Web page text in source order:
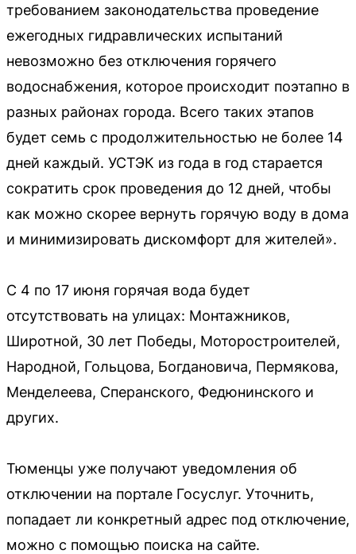
требованием законодательства проведение
ежегодных гидравлических испытаний
невозможно без отключения горячего
водоснабжения, которое происходит поэтапно в
разных районах города. Всего таких этапов
будет семь с продолжительностью не более 14
дней каждый. УСТЭК из года в год старается
сократить срок проведения до 12 дней, чтобы
как можно скорее вернуть горячую воду в дома
и минимизировать дискомфорт для жителей».
С 4 по 17 июня горячая вода будет
отсутствовать на улицах: Монтажников,
Широтной, 30 лет Победы, Моторостроителей,
Народной, Гольцова, Богдановича, Пермякова,
Менделеева, Сперанского, Федюнинского и
других.
Тюменцы уже получают уведомления об
отключении на портале Госуслуг. Уточнить,
попадает ли конкретный адрес под отключение,
можно с помощью поиска на сайте.